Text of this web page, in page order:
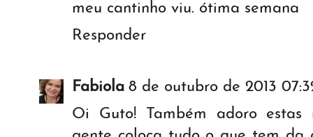
meu cantinho viu. ótima semana
Responder
Fabiola 8 de outubro de 2013
Oi Guto! Também adoro estas